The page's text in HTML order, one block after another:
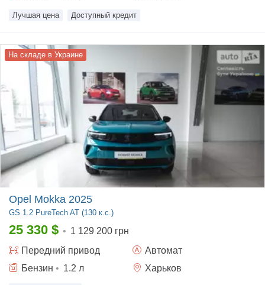
Лучшая цена Доступный кредит
На складе в Украине
Opel Mokka 2025
GS 1.2 PureTech AT (130 к.с.)
25 330 $ • 1 129 200 грн
Передний привод
Автомат
Бензин • 1.2 л Харьков